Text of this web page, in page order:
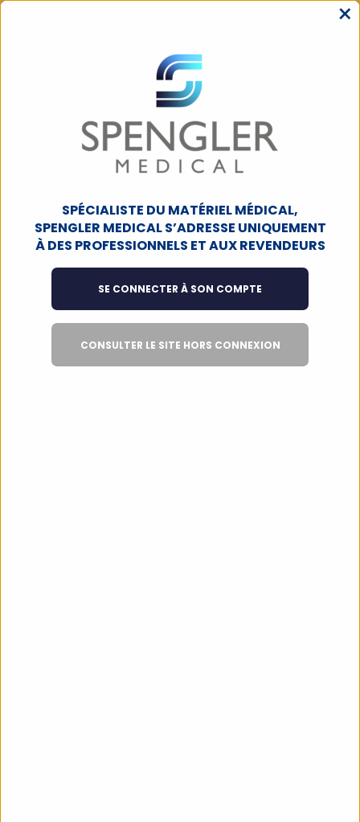
URGENCES ET OXYGÈNE
MATERIEL D'INTERVENTION
BRANCARDS / CIVIÈRES
Plan dur, orange
SPÉCIALISTE DU MATÉRIEL MÉDICAL,
SPENGLER MEDICAL S’ADRESSE UNIQUEMENT
À DES PROFESSIONNELS ET AUX REVENDEURS
SE CONNECTER À SON COMPTE
CONSULTER LE SITE HORS CONNEXION
×